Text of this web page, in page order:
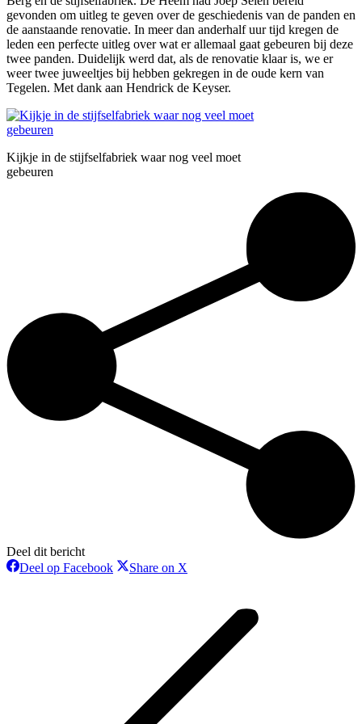
gevonden om uitleg te geven over de geschiedenis van de panden en
de aanstaande renovatie. In meer dan anderhalf uur tijd kregen de
leden een perfecte uitleg over wat er allemaal gaat gebeuren bij deze
twee panden. Duidelijk werd dat, als de renovatie klaar is, we er
weer twee juweeltjes bij hebben gekregen in de oude kern van
Tegelen. Met dank aan Hendrick de Keyser.
Kijkje in de stijfselfabriek waar nog veel moet
gebeuren
Deel dit bericht
Deel op FacebookDeelShare on X